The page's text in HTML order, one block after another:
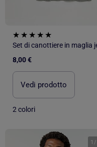
8,00 €
Vedi prodotto
2 colori
1 /